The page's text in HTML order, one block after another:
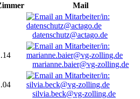
Mail
datenschutz@actago.de
marianne.baier@vg-zolling.de
silvia.beck@vg-zolling.de